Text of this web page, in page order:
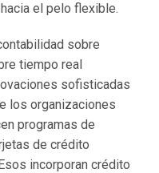
el pelo flexible.
sobre
tiempo real
sofisticadas
los organizaciones
programas de
de crédito
incorporan crédito